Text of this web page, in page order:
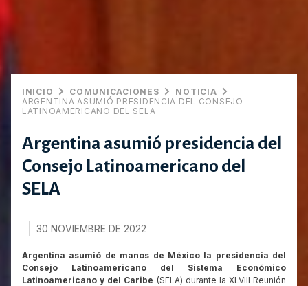
INICIO COMUNICACIONES
NOTICIA
ARGENTINA ASUMIÓ PRESIDENCIA DEL CONSEJO
LATINOAMERICANO DEL SELA
Argentina asumió presidencia del
Consejo Latinoamericano del
SELA
30 NOVIEMBRE DE 2022
Argentina asumió de manos de México la presidencia del
Consejo Latinoamericano del Sistema Económico
Latinoamericano y del Caribe (SELA) durante la XLVIII Reunión